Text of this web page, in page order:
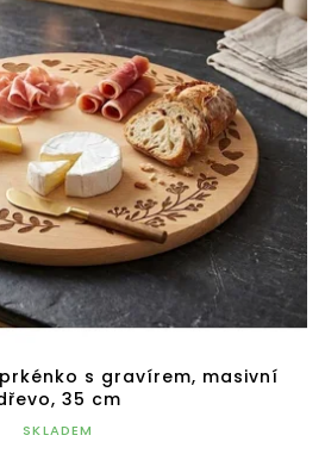
o
d
u
k
t
ů
s gravírem, masivní
35 cm
SKLADEM